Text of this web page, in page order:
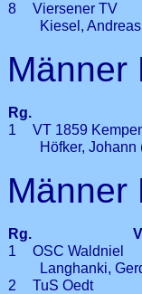
8
Viersener TV
Kiesel,
Männer
Rg.
1
VT 1859
Höfker, Johann
Männer
Rg.
1
OSC Waldniel
Langhanki,
2
TuS Oedt